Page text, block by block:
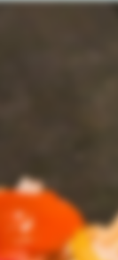
Go to main content